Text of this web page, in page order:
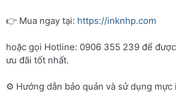
👉 Mua ngay tại: https://inknhp.com
hoặc gọi Hotline: 0906 355 239 để
ưu đãi tốt nhất.
⚙️ Hướng dẫn bảo quản và sử dụng